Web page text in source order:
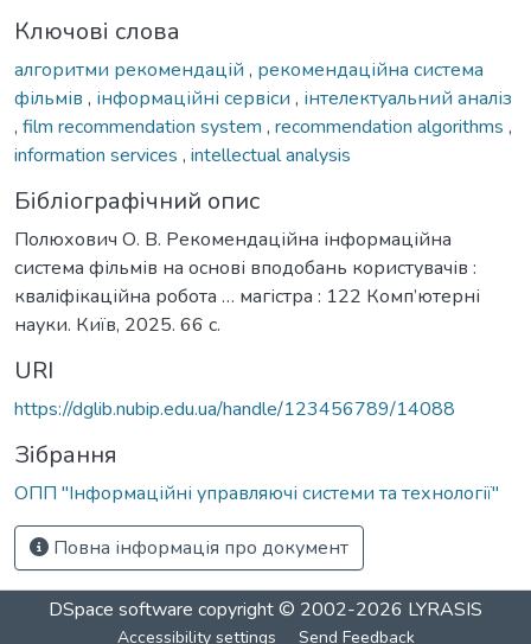
Ключові слова
алгоритми рекомендацій , рекомендаційна система
фільмів , інформаційні сервіси , інтелектуальний аналіз
, film recommendation system , recommendation algorithms ,
information services , intellectual analysis
Бібліографічний опис
Полюхович О. В. Рекомендаційна інформаційна
система фільмів на основі вподобань користувачів :
кваліфікаційна робота … магістра : 122 Комп’ютерні
науки. Київ, 2025. 66 с.
URI
https://dglib.nubip.edu.ua/handle/123456789/14088
Зібрання
ОПП "Інформаційні управляючі системи та технології"
Повна інформація про документ
DSpace software copyright © 2002-2026 LYRASIS
Accessibility settings Send Feedback